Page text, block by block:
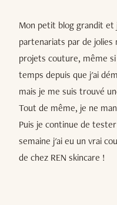
Mon petit blog grandit et
partenariats par de
projets couture, même
temps depuis que j'ai
mais je me suis trouvé
Tout de même, je ne
Puis je continue de
semaine j'ai eu un vrai
de chez REN skincare !